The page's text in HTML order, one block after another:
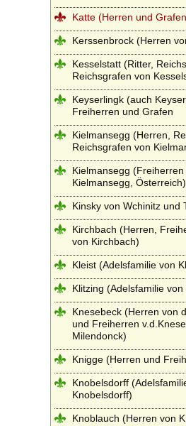
Katte (Herren und
Kerssenbrock (Herren
Kesselstatt (Ritter,
Reichsgrafen von
Keyserlingk (auch
Freiherren und Grafen
Kielmansegg (Herren,
Reichsgrafen von
Kielmansegg (Freiherren
Kielmansegg, Österreich)
Kinsky von Wchinitz und
Kirchbach (Herren,
von Kirchbach)
Kleist (Adelsfamilie von
Klitzing (Adelsfamilie von
Knesebeck (Herren von
und Freiherren
Milendonck)
Knigge (Herren und
Knobelsdorff
Knobelsdorff)
Knoblauch (Herren von